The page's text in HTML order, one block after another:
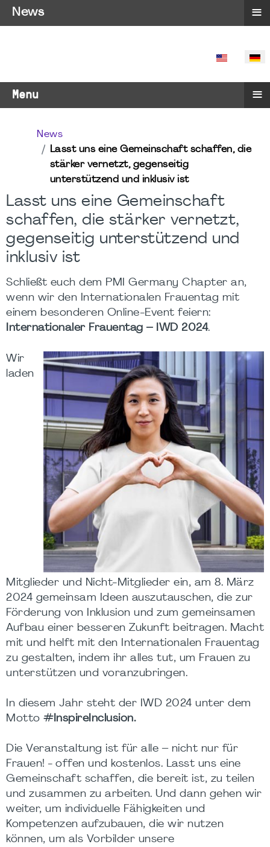
SPRACHE
Menu ≡
News
Lasst uns eine Gemeinschaft schaffen, die
stärker vernetzt, gegenseitig
unterstützend und inklusiv ist
Lasst uns eine Gemeinschaft
schaffen, die stärker vernetzt,
gegenseitig unterstützend und
inklusiv ist
Schließt euch dem PMI Germany Chapter an,
wenn wir den Internationalen Frauentag mit
einem besonderen Online-Event feiern:
Internationaler Frauentag – IWD 2024.
Wir
laden
Mitglieder und Nicht-Mitglieder ein, am 8. März
2024 gemeinsam Ideen auszutauschen, die zur
Förderung von Inklusion und zum gemeinsamen
Aufbau einer besseren Zukunft beitragen. Macht
mit und helft mit den Internationalen Frauentag
zu gestalten, indem ihr alles tut, um Frauen zu
unterstützen und voranzubringen.
In diesem Jahr steht der IWD 2024 unter dem
Motto #InspireInclusion.
Die Veranstaltung ist für alle – nicht nur für
Frauen! - offen und kostenlos. Lasst uns eine
Gemeinschaft schaffen, die bereit ist, zu teilen
und zusammen zu arbeiten. Und dann gehen wir
weiter, um individuelle Fähigkeiten und
Kompetenzen aufzubauen, die wir nutzen
können, um als Vorbilder unsere
News ≡